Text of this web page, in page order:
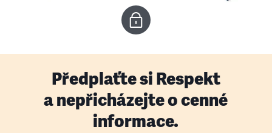
Předplaťte si Respekt
a nepřicházejte o cenné
informace.